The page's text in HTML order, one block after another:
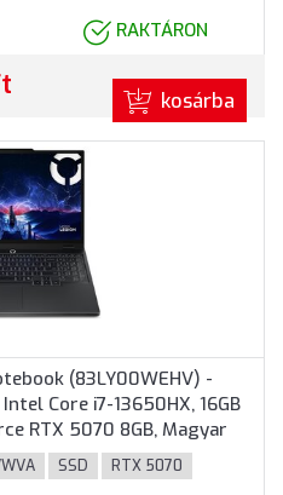
RAKTÁRON
kosárba
(83LY00WEHV) -
Core i7-13650HX, 16GB
RTX 5070 8GB, Magyar
nélkül, 3 év garancia,
SSD RTX 5070